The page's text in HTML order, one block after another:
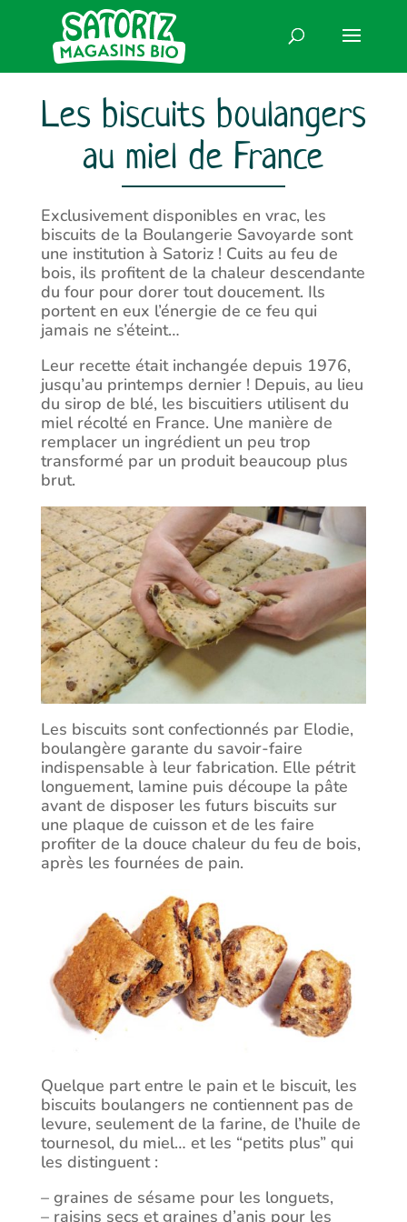
Les biscuits boulangers
au miel de France
Exclusivement disponibles en vrac, les
biscuits de la Boulangerie Savoyarde sont
une institution à Satoriz ! Cuits au feu de
bois, ils profitent de la chaleur descendante
du four pour dorer tout doucement. Ils
portent en eux l’énergie de ce feu qui
jamais ne s’éteint…
Leur recette était inchangée depuis 1976,
jusqu’au printemps dernier ! Depuis, au lieu
du sirop de blé, les biscuitiers utilisent du
miel récolté en France. Une manière de
remplacer un ingrédient un peu trop
transformé par un produit beaucoup plus
brut.
Les biscuits sont confectionnés par Elodie,
boulangère garante du savoir-faire
indispensable à leur fabrication. Elle pétrit
longuement, lamine puis découpe la pâte
avant de disposer les futurs biscuits sur
une plaque de cuisson et de les faire
profiter de la douce chaleur du feu de bois,
après les fournées de pain.
Quelque part entre le pain et le biscuit, les
biscuits boulangers ne contiennent pas de
levure, seulement de la farine, de l’huile de
tournesol, du miel… et les “petits plus” qui
les distinguent :
– graines de sésame pour les longuets,
– raisins secs et graines d’anis pour les